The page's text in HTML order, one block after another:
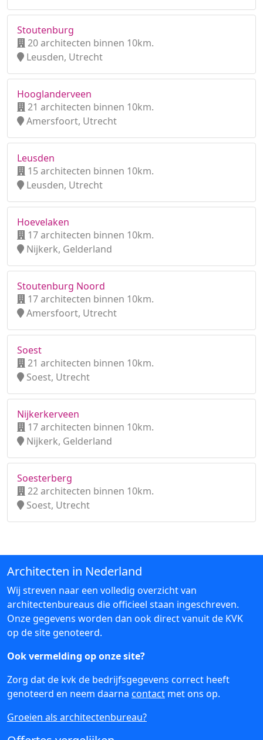
Stoutenburg
20 architecten binnen 10km.
Leusden, Utrecht
Hooglanderveen
21 architecten binnen 10km.
Amersfoort, Utrecht
Leusden
15 architecten binnen 10km.
Leusden, Utrecht
Hoevelaken
17 architecten binnen 10km.
Nijkerk, Gelderland
Stoutenburg Noord
17 architecten binnen 10km.
Amersfoort, Utrecht
Soest
21 architecten binnen 10km.
Soest, Utrecht
Nijkerkerveen
17 architecten binnen 10km.
Nijkerk, Gelderland
Soesterberg
22 architecten binnen 10km.
Soest, Utrecht
Architecten in Nederland
Wij streven naar een volledig overzicht van
architectenbureaus die officieel staan ingeschreven.
Onze gegevens worden dan ook direct vanuit de KVK
op de site genoteerd.
Ook vermelding op onze site?
Zorg dat de kvk de bedrijfsgegevens correct heeft
genoteerd en neem daarna contact met ons op.
Groeien als architectenbureau?